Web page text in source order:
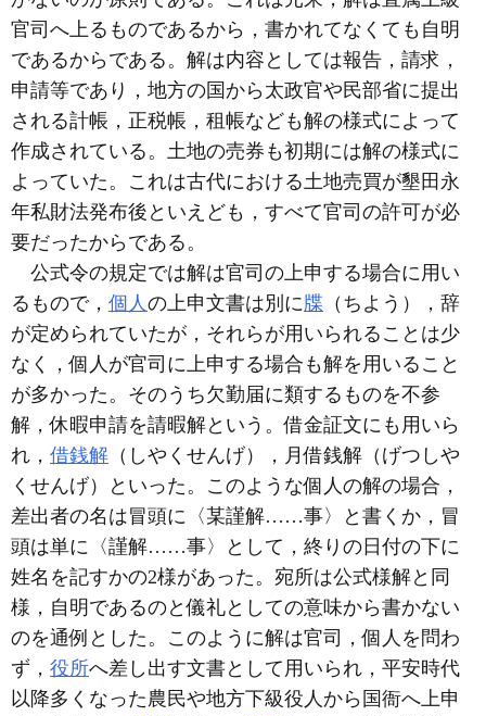
官司へ上るものであるから，書かれてなくても自明
であるからである。解は内容としては報告，請求，
申請等であり，地方の国から太政官や民部省に提出
される計帳，正税帳，租帳なども解の様式によって
作成されている。土地の売券も初期には解の様式に
よっていた。これは古代における土地売買が墾田永
年私財法発布後といえども，すべて官司の許可が必
要だったからである。
公式令の規定では解は官司の上申する場合に用い
るもので， 個人 の上申文書は別に牒 （ちよう），辞
が定められていたが，それらが用いられることは少
なく，個人が官司に上申する場合も解を用いること
が多かった。そのうち欠勤届に類するものを不参
解，休暇申請を請暇解という。借金証文にも用いら
れ， 借銭解 （しやくせんげ），月借銭解（げつしや
くせんげ）といった。このような個人の解の場合，
差出者の名は冒頭に〈某謹解……事〉と書くか，冒
頭は単に〈謹解……事〉として，終りの日付の下に
姓名を記すかの2様があった。宛所は公式様解と同
様，自明であるのと儀礼としての意味から書かない
のを通例とした。このように解は官司，個人を問わ
ず， 役所へ差し出す文書として用いられ，平安時代
以降多くなった農民や地方下級役人から国衙へ上申